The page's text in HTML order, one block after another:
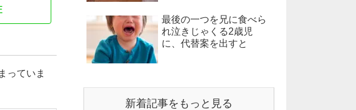
っていま
最後の一つを兄に食べら
れ泣きじゃくる2歳児
に、代替案を出すと
新着記事をもっと見る